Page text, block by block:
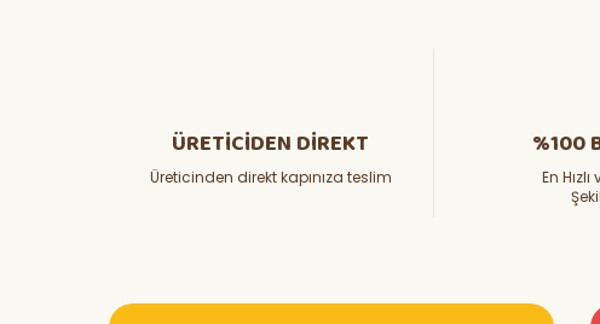
ÜRETİCİDEN DİREKT
Üreticinden direkt kapınıza teslim
%100
En